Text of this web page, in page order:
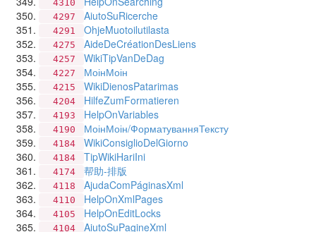
4310
4297 AiutoSuRicerche
4291 OhjeMuotoilutilasta
4275 AideDeCréationDesLiens
4257 WikiTipVanDeDag
4227 МоінМоін
4215 WikiDienosPatarimas
4204 HilfeZumFormatieren
4193 HelpOnVariables
4190 МоінМоін/ФорматуванняТексту
4184 WikiConsiglioDelGiorno
4184 TipWikiHariIni
4174 帮助-排版
4118 AjudaComPáginasXml
4110 HelpOnXmlPages
4105 HelpOnEditLocks
4104 AiutoSuPagineXml